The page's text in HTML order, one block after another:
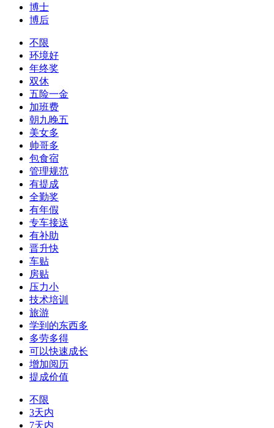
博士
博后
不限
环境好
年终奖
双休
五险一金
加班费
朝九晚五
美女多
帅哥多
包食宿
管理规范
有提成
全勤奖
有年假
专车接送
有补助
晋升快
车贴
房贴
压力小
技术培训
旅游
学到的东西多
多劳多得
可以快速成长
增加阅历
提成价值
不限
3天内
7天内